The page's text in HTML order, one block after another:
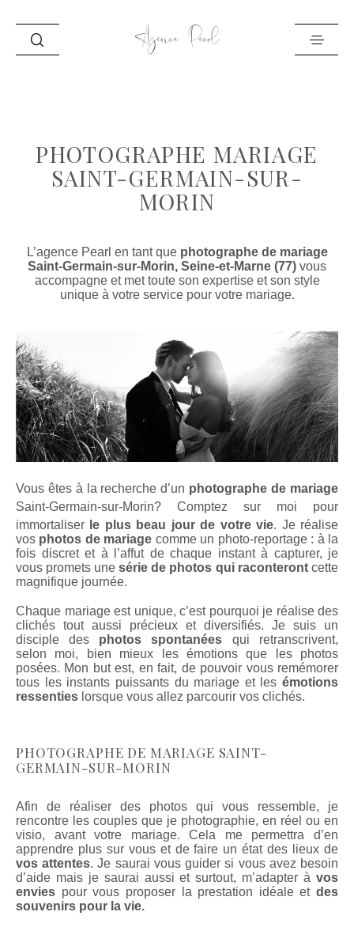
PORTFOLIO
BLOG
PHOTOGRAPHE MARIAGE
SAINT-GERMAIN-SUR-
MORIN
L’agence Pearl en tant que photographe de mariage
Saint-Germain-sur-Morin, Seine-et-Marne (77) vous
accompagne et met toute son expertise et son style
unique à votre service pour votre mariage.
Vous êtes à la recherche d’un photographe de mariage
Saint-Germain-sur-Morin? Comptez sur moi pour
immortaliser le plus beau jour de votre vie. Je réalise
vos photos de mariage comme un photo-reportage : à la
fois discret et à l’affut de chaque instant à capturer, je
vous promets une série de photos qui raconteront cette
magnifique journée.
Chaque mariage est unique, c’est pourquoi je réalise des
clichés tout aussi précieux et diversifiés. Je suis un
disciple des photos spontanées qui retranscrivent,
selon moi, bien mieux les émotions que les photos
posées. Mon but est, en fait, de pouvoir vous remémorer
tous les instants puissants du mariage et les émotions
ressenties lorsque vous allez parcourir vos clichés.
PHOTOGRAPHE DE MARIAGE SAINT-
GERMAIN-SUR-MORIN
Afin de réaliser des photos qui vous ressemble, je
rencontre les couples que je photographie, en réel ou en
visio, avant votre mariage. Cela me permettra d’en
apprendre plus sur vous et de faire un état des lieux de
vos attentes. Je saurai vous guider si vous avez besoin
d’aide mais je saurai aussi et surtout, m’adapter à vos
envies pour vous proposer la prestation idéale et des
souvenirs pour la vie.